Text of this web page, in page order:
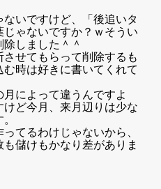
いですけど、「後追いタ
ゃないですか？ｗそうい
しました＾＾
せてもらって削除するも
時は好きに書いてくれて
によって違うんですよ
ど今月、来月辺りは少な
てるわけじゃないから、
儲けもかなり差がありま